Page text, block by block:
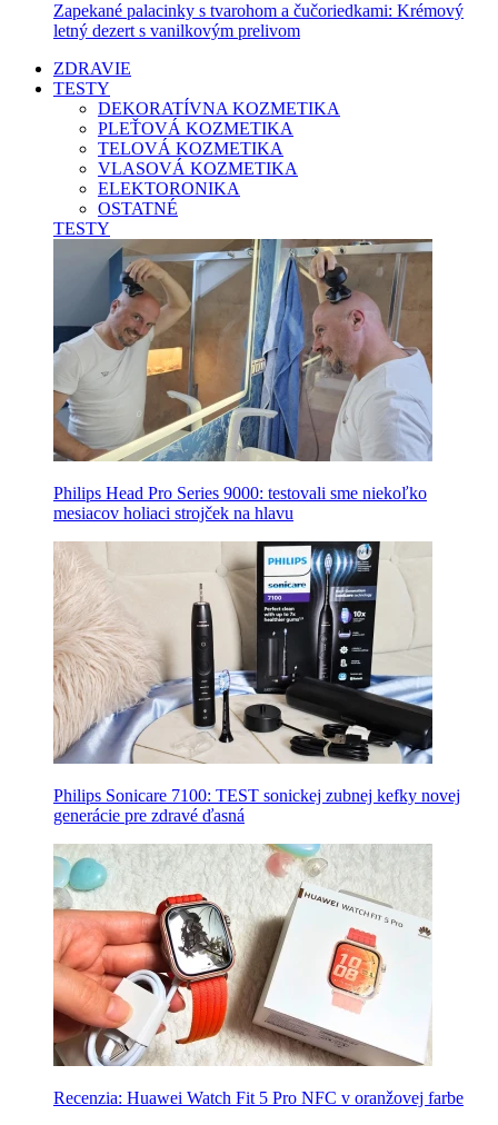
Zapekané palacinky s tvarohom a čučoriedkami: Krémový
letný dezert s vanilkovým prelivom
ZDRAVIE
TESTY
DEKORATÍVNA KOZMETIKA
PLEŤOVÁ KOZMETIKA
TELOVÁ KOZMETIKA
VLASOVÁ KOZMETIKA
ELEKTORONIKA
OSTATNÉ
TESTY
Philips Head Pro Series 9000: testovali sme niekoľko
mesiacov holiaci strojček na hlavu
Philips Sonicare 7100: TEST sonickej zubnej kefky novej
generácie pre zdravé ďasná
Recenzia: Huawei Watch Fit 5 Pro NFC v oranžovej farbe